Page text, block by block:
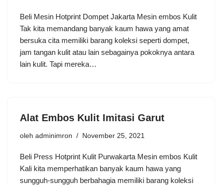
Beli Mesin Hotprint Dompet Jakarta Mesin embos Kulit
Tak kita memandang banyak kaum hawa yang amat
bersuka cita memiliki barang koleksi seperti dompet,
jam tangan kulit atau lain sebagainya pokoknya antara
lain kulit. Tapi mereka…
Alat Embos Kulit Imitasi Garut
oleh adminimron November 25, 2021
Beli Press Hotprint Kulit Purwakarta Mesin embos Kulit
Kali kita memperhatikan banyak kaum hawa yang
sungguh-sungguh berbahagia memiliki barang koleksi